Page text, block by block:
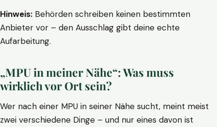
Hinweis: Behörden schreiben keinen bestimmten
Anbieter vor – den Ausschlag gibt deine echte
Aufarbeitung.
„MPU in meiner Nähe“: Was muss
wirklich vor Ort sein?
Wer nach einer MPU in seiner Nähe sucht, meint meist
zwei verschiedene Dinge – und nur eines davon ist